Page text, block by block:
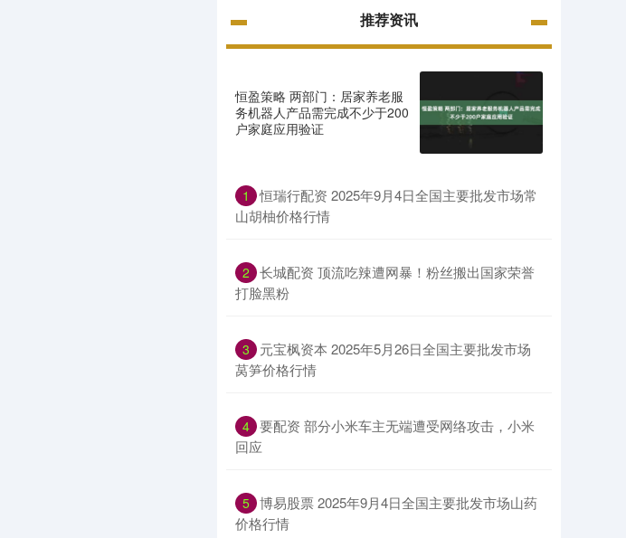
推荐资讯
恒盈策略 两部门：居家养老服
务机器人产品需完成不少于200
户家庭应用验证
1
恒瑞行配资 2025年9月4日全国主要批发市场常
山胡柚价格行情
2 长城配资 顶流吃辣遭网暴！粉丝搬出国家荣誉
打脸黑粉
3
元宝枫资本 2025年5月26日全国主要批发市场
莴笋价格行情
4 要配资 部分小米车主无端遭受网络攻击，小米
回应
5 博易股票 2025年9月4日全国主要批发市场山药
价格行情